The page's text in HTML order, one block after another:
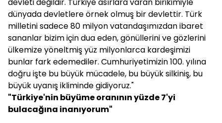
dünyada devletlere örnek olmuş bir devlettir. Türk
milletini sadece 80 milyon vatandaşımızdan ibaret
sananlar bizim için dua eden, gönüllerini ve gözlerini
ülkemize yöneltmiş yüz milyonlarca kardeşimizi
bunlar fark edemediler. Cumhuriyetimizin 100. yılına
doğru işte bu büyük mücadele, bu büyük silkiniş, bu
büyük uyanış ikliminde gidiyoruz."
"Türkiye'nin büyüme oranının yüzde 7'yi
bulacağına inanıyorum"